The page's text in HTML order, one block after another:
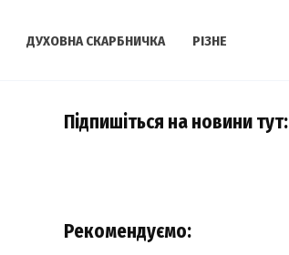
ДУХОВНА СКАРБНИЧКА РІЗНЕ
Підпишіться на новини тут:
Рекомендуємо: